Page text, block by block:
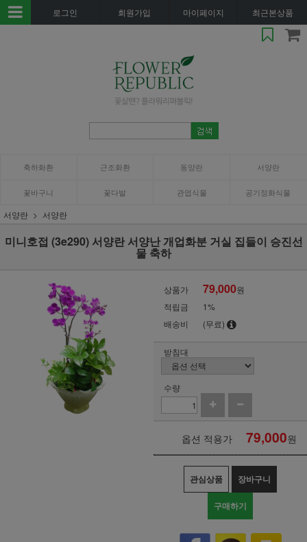
로그인 회원가입 마이페이지 최근본상품
축하화환 근조화환 동양란 서양란
꽃바구니 꽃다발 관엽식물 공기정화식물
서양란 서양란
미니호접 (3e290) 서양란 서양난 개업화분 거실 집들이 승진선
물 축하
상품가 79,000원
적립금
1%
배송비
(무료)
받침대
수량
옵션 적용가 79,000원
관심상품 장바구니
구매하기